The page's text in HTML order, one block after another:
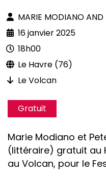
MARIE MODIANO AND
16 janvier 2025
18h00
Le Havre (76)
Le Volcan
Gratuit
Marie Modiano et
(littéraire) gratuit au
au Volcan, pour le